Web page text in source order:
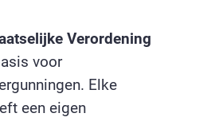
Verordening
voor
Elke
een eigen